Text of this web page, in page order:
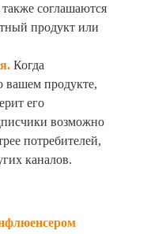
соглашаются
продукт или
Когда
вашем продукте,
его
возможно
потребителей,
каналов.